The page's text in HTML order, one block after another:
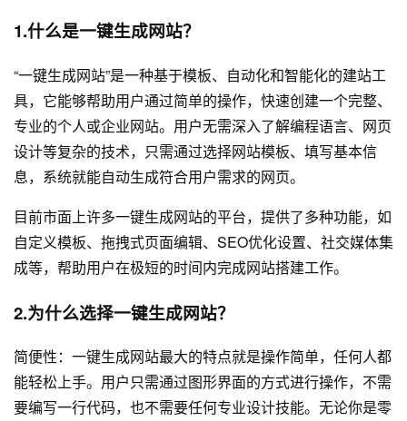
1.什么是一键生成网站？
“一键生成网站”是一种基于模板、自动化和智能化的建站工
具，它能够帮助用户通过简单的操作，快速创建一个完整、
专业的个人或企业网站。用户无需深入了解编程语言、 网页
设计等复杂的技术，只需通过选择网站模板、填写基本信
息，系统就能自动生成符合用户需求的网页。
目前市面上许多一键生成网站的平台，提供了多种功能，如
自定义模板、拖拽式页面编辑、SEO优化设置、社交媒体集
成等，帮助用户在极短的时间内完成网站搭建工作。
2.为什么选择一键生成网站？
简便性：一键生成网站最大的特点就是操作简单，任何人都
能轻松上手。用户只需通过图形界面的方式进行操作，不需
要编写一行代码，也不需要任何专业设计技能。无论你是零